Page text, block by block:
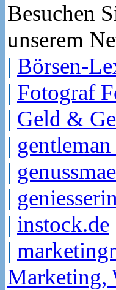
Besuchen
unserem
| Börsen-
| Fotograf
| Geld &
|
|
|
| instock.de
|
Marketing,